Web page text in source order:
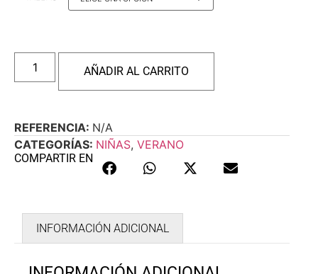
AÑADIR AL CARRITO
REFERENCIA: N/A
CATEGORÍAS: NIÑAS, VERANO
COMPARTIR EN
INFORMACIÓN ADICIONAL